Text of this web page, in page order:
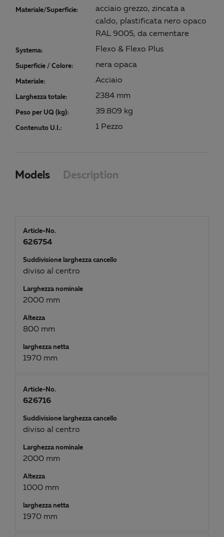
Materiale/Superficie:
acciaio grezzo, zincata a
caldo, plastificata nero opaco
RAL 9005, da cementare
Systema: Flexo & Flexo Plus
Superficie / Colore: nera opaca
Materiale: Acciaio
Larghezza totale: 2384 mm
Peso per UQ (kg): 39.809 kg
Contenuto U.I.: 1 Pezzo
Models Description
Article-No.
626754
Suddivisione larghezza cancello
diviso al centro
Larghezza nominale
2000 mm
Altezza
800 mm
larghezza netta
1970 mm
Article-No.
626716
Suddivisione larghezza cancello
diviso al centro
Larghezza nominale
2000 mm
Altezza
1000 mm
larghezza netta
1970 mm